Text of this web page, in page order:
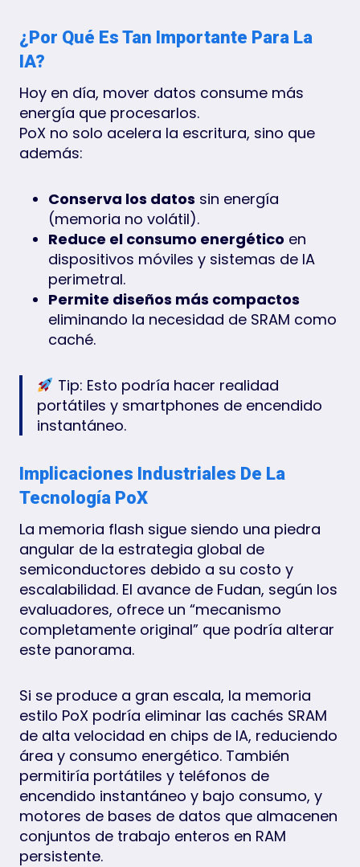
¿Por Qué Es Tan Importante Para La
IA?
Hoy en día, mover datos consume más
energía que procesarlos.
PoX no solo acelera la escritura, sino que
además:
Conserva los datos sin energía
(memoria no volátil).
Reduce el consumo energético en
dispositivos móviles y sistemas de IA
perimetral.
Permite diseños más compactos
eliminando la necesidad de SRAM como
caché.
Tip: Esto podría hacer realidad
portátiles y smartphones de encendido
instantáneo.
Implicaciones Industriales De La
Tecnología PoX
La memoria flash sigue siendo una piedra
angular de la estrategia global de
semiconductores debido a su costo y
escalabilidad. El avance de Fudan, según los
evaluadores, ofrece un “mecanismo
completamente original” que podría alterar
este panorama.
Si se produce a gran escala, la memoria
estilo PoX podría eliminar las cachés SRAM
de alta velocidad en chips de IA, reduciendo
área y consumo energético. También
permitiría portátiles y teléfonos de
encendido instantáneo y bajo consumo, y
motores de bases de datos que almacenen
conjuntos de trabajo enteros en RAM
persistente.